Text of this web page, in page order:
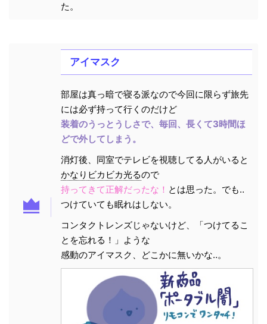
た。
アイマスク
部屋は真っ暗で寝る派なので今回に限らず旅先
には必ず持って行くのだけど
装着のうっとうしさで、毎回、長くて3時間ほ
どで外してしまう。
消灯後、同室でテレビを視聴してる人がいると
かなりビカビカ光るので
持ってきて正解だったな！ とは思った。でも‥
つけていても眠れはしない。
コンタクトレンズじゃないけど、「つけてるこ
とを忘れる！」ような
感動のアイマスク、どこかに無いかな‥。